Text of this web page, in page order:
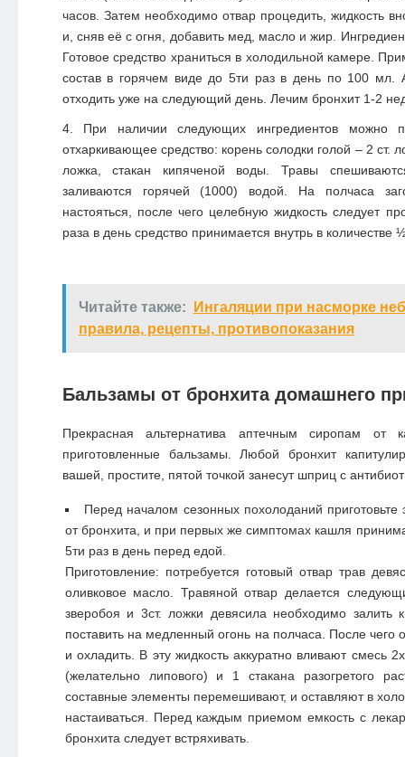
часов. Затем необходимо отвар процедить, жидкость
и, сняв её с огня, добавить мед, масло и жир.
Готовое средство храниться в холодильной камере.
состав в горячем виде до 5ти раз в день по 100 мл.
отходить уже на следующий день. Лечим бронхит 1-2
При наличии следующих ингредиентов можно
отхаркивающее средство: корень солодки голой – 2 ст.
ложка, стакан кипяченой воды. Травы
заливаются горячей (1000) водой. На полчаса
настояться, после чего целебную жидкость следует
раза в день средство принимается внутрь в количестве
Читайте также:
Ингаляции при насморке
правила, рецепты, противопоказания
Бальзамы от бронхита домашнего
Прекрасная альтернатива аптечным сиропам от
приготовленные бальзамы. Любой бронхит
вашей, простите, пятой точкой занесут шприц с
Перед началом сезонных похолоданий приготовьте
от бронхита, и при первых же симптомах кашля
5ти раз в день перед едой.
Приготовление: потребуется готовый отвар трав
оливковое масло. Травяной отвар делается
зверобоя и 3ст. ложки девясила необходимо залить
поставить на медленный огонь на полчаса. После чего
и охладить. В эту жидкость аккуратно вливают смесь
(желательно липового) и 1 стакана разогретого
составные элементы перемешивают, и оставляют в
настаиваться. Перед каждым приемом емкость с
бронхита следует встряхивать.